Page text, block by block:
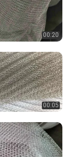
00:20
00:05